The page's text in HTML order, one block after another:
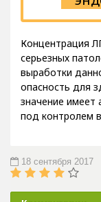
серьезных
выработки
опасность для
значение имеет
под контролем
Комментарии